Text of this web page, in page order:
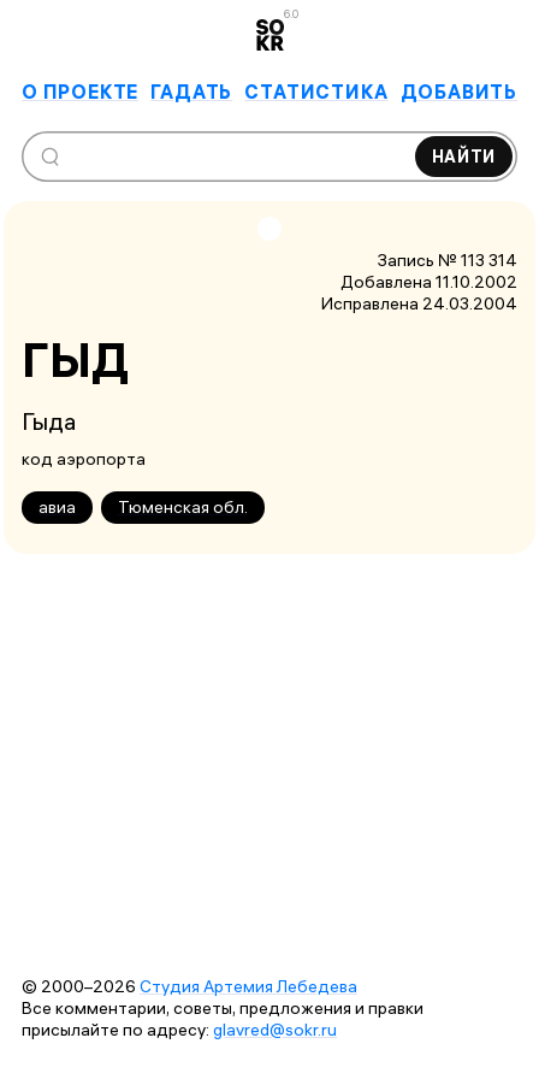
6.0
О ПРОЕКТЕ ГАДАТЬ СТАТИСТИКА ДОБАВИТЬ
НАЙТИ
Запись № 113 314
Добавлена 11.10.2002
Исправлена 24.03.2004
ГЫД
Гыда
код аэропорта
авиа Тюменская обл.
© 2000–2026 Студия Артемия Лебедева
Все комментарии, советы, предложения и правки
присылайте по адресу: glavred@sokr.ru